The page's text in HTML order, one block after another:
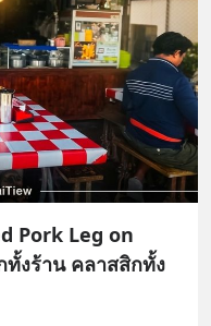
Pork Leg on
งร้าน คลาสสิกทั้ง